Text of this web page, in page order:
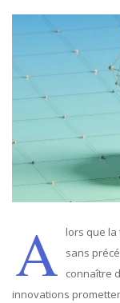
A
lors que
sans
connaître
innovations